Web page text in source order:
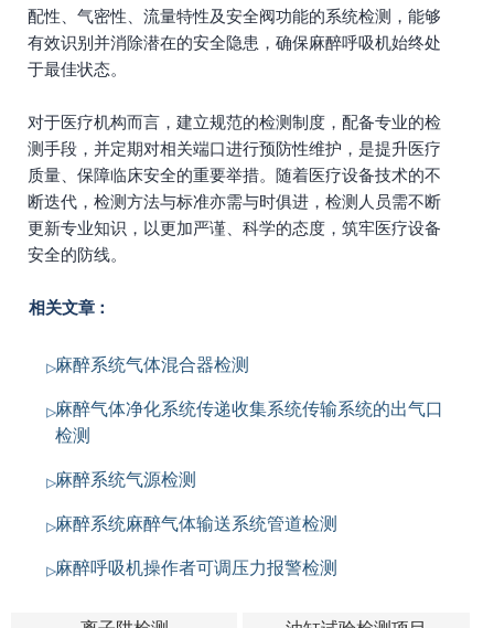
配性、气密性、流量特性及安全阀功能的系统检测，能够
有效识别并消除潜在的安全隐患，确保麻醉呼吸机始终处
于最佳状态。
对于医疗机构而言，建立规范的检测制度，配备专业的检
测手段，并定期对相关端口进行预防性维护，是提升医疗
质量、保障临床安全的重要举措。随着医疗设备技术的不
断迭代，检测方法与标准亦需与时俱进，检测人员需不断
更新专业知识，以更加严谨、科学的态度，筑牢医疗设备
安全的防线。
相关文章：
麻醉系统气体混合器检测
麻醉气体净化系统传递收集系统传输系统的出气口
检测
麻醉系统气源检测
麻醉系统麻醉气体输送系统管道检测
麻醉呼吸机操作者可调压力报警检测